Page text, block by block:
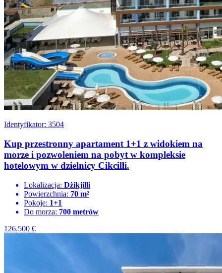
Identyfikator: 3504
Kup przestronny apartament 1+1 z widokiem na
morze i pozwoleniem na pobyt w kompleksie
hotelowym w dzielnicy Cikcilli.
Lokalizacja: Dżikjilli
Powierzchnia: 70 m²
Pokoje: 1+1
Do morza: 700 metrów
126.500 €